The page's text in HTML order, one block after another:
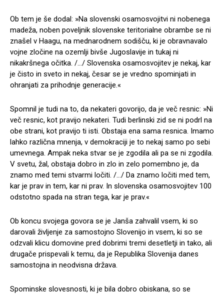
Ob tem je še dodal: »Na slovenski osamosvojitvi ni nobenega
madeža, noben poveljnik slovenske teritorialne obrambe se ni
znašel v Haagu, na mednarodnem sodišču, ki je obravnavalo
vojne zločine na ozemlji bivše Jugoslavije in tukaj ni
nikakršnega očitka. /…/ Slovenska osamosvojitev je nekaj, kar
je čisto in sveto in nekaj, česar se je vredno spominjati in
ohranjati za prihodnje generacije.«
Spomnil je tudi na to, da nekateri govorijo, da je več resnic: »Ni
več resnic, kot pravijo nekateri. Tudi berlinski zid se ni podrl na
obe strani, kot pravijo ti isti. Obstaja ena sama resnica. Imamo
lahko različna mnenja, v demokraciji je to nekaj samo po sebi
umevnega. Ampak neka stvar se je zgodila ali pa se ni zgodila.
V svetu, žal, obstaja dobro in zlo in zelo pomembno je, da
znamo med temi stvarmi ločiti. /…/ Da znamo ločiti med tem,
kar je prav in tem, kar ni prav. In slovenska osamosvojitev 100
odstotno spada na stran tega, kar je prav.«
Ob koncu svojega govora se je Janša zahvalil vsem, ki so
darovali življenje za samostojno Slovenijo in vsem, ki so se
odzvali klicu domovine pred dobrimi tremi desetletji in tako, ali
drugače prispevali k temu, da je Republika Slovenija danes
samostojna in neodvisna država.
Spominske slovesnosti, ki je bila dobro obiskana, so se